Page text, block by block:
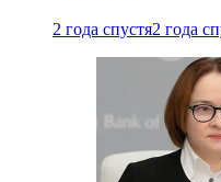
2 года спустя2 года